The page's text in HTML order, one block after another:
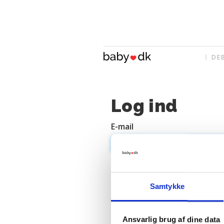
Samtykke
Ansvarlig brug af dine data
Log ind
E-mail